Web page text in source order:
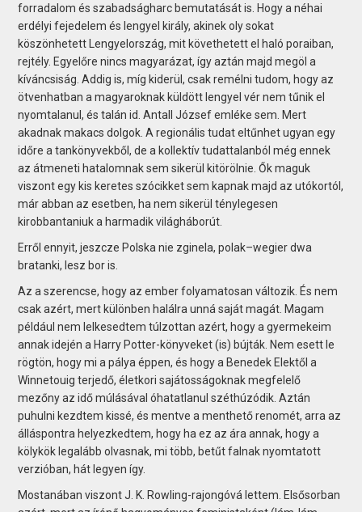
forradalom és szabadságharc bemutatását is. Hogy a néhai
erdélyi fejedelem és lengyel király, akinek oly sokat
köszönhetett Lengyelország, mit követhetett el haló poraiban,
rejtély. Egyelőre nincs magyarázat, így aztán majd megöl a
kíváncsiság. Addig is, míg kiderül, csak remélni tudom, hogy az
ötvenhatban a magyaroknak küldött lengyel vér nem tűnik el
nyomtalanul, és talán id. Antall József emléke sem. Mert
akadnak makacs dolgok. A regionális tudat eltűnhet ugyan egy
időre a tankönyvekből, de a kollektív tudattalanból még ennek
az átmeneti hatalomnak sem sikerül kitörölnie. Ők maguk
viszont egy kis keretes szócikket sem kapnak majd az utókortól,
már abban az esetben, ha nem sikerül ténylegesen
kirobbantaniuk a harmadik világháborút.
Erről ennyit, jesz­cze Polska nie zginela, polak–wegier dwa
bratanki, lesz bor is.
Az a szerencse, hogy az ember folyamatosan változik. És nem
csak azért, mert különben halálra unná saját magát. Magam
például nem lelkesedtem túlzottan azért, hogy a gyermekeim
annak idején a Harry Potter-könyveket (is) bújták. Nem esett le
rögtön, hogy mi a pálya éppen, és hogy a Benedek Elektől a
Winnetouig terjedő, életkori sajátosságoknak megfelelő
mezőny az idő múlásával óhatatlanul széthúzódik. Aztán
puhulni kezdtem kissé, és mentve a menthető renomét, arra az
álláspontra helyezkedtem, hogy ha ez az ára annak, hogy a
kölykök legalább olvasnak, mi több, betűt falnak nyomtatott
verzióban, hát legyen így.
Mostanában viszont J. K. Rowling-rajongóvá lettem. Elsősorban